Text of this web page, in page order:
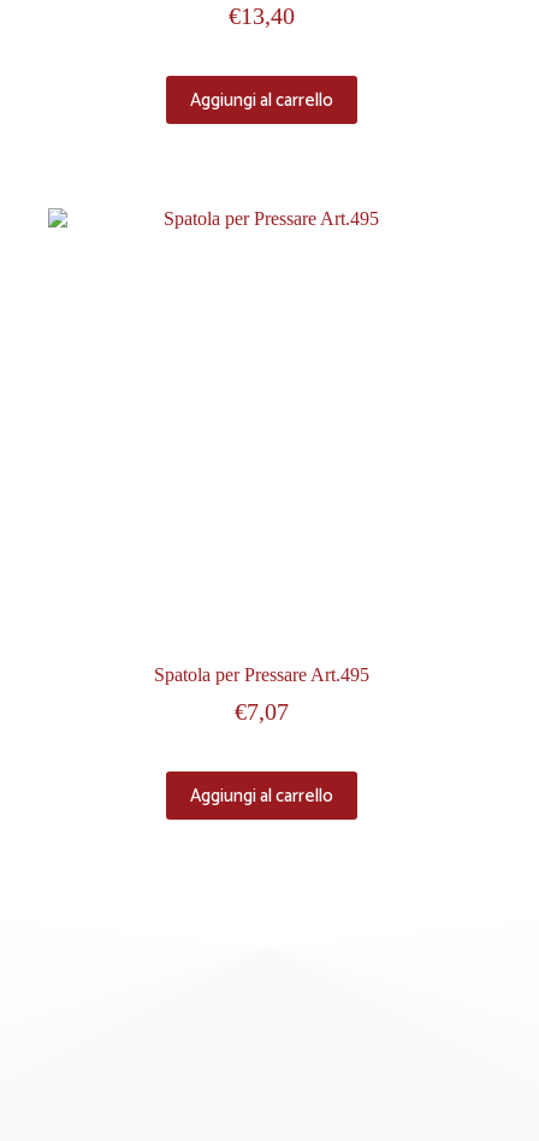
€13,40
Aggiungi al carrello
Spatola per Pressare Art.495
€7,07
Aggiungi al carrello